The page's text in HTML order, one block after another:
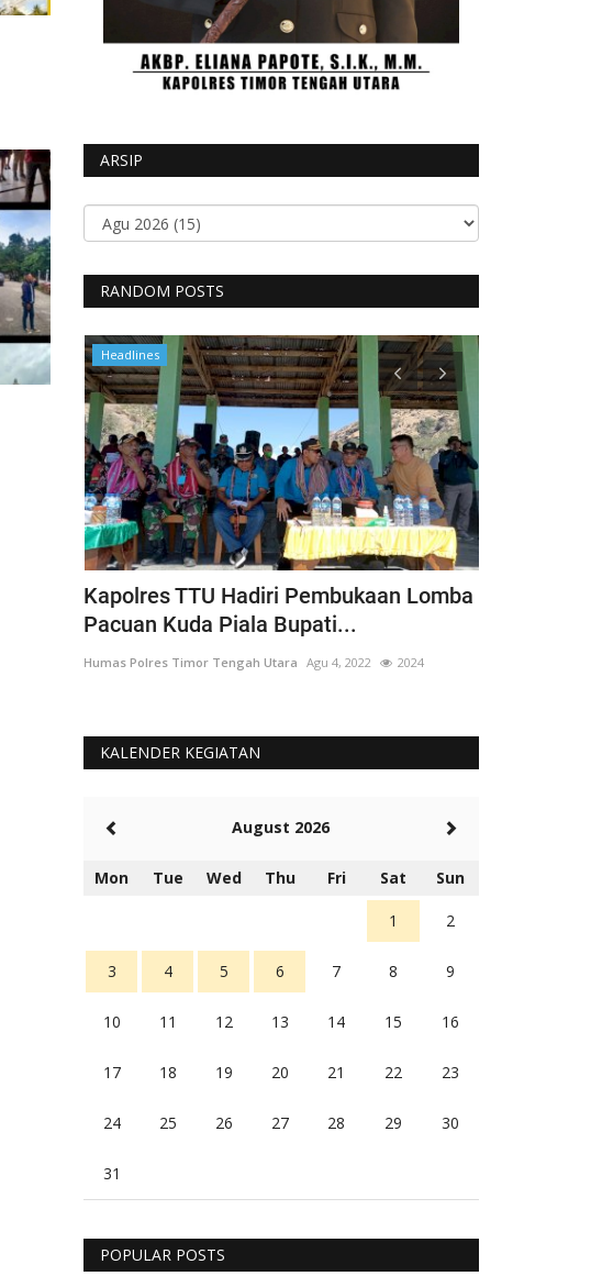
ARSIP
RANDOM POSTS
Headlines
Kapolres TTU Hadiri Pembukaan Lomba
Pacuan Kuda Piala Bupati...
Humas Polres Timor Tengah Utara Agu 4, 2022 2024
KALENDER KEGIATAN
August 2026
Mon Tue Wed Thu Fri Sat Sun
1 2
3 4 5 6 7 8 9
10 11 12 13 14 15 16
17 18 19 20 21 22 23
24 25 26 27 28 29 30
31
POPULAR POSTS